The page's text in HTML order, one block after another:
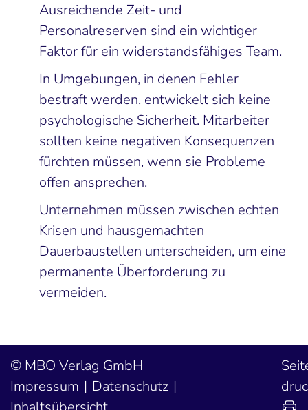
Ausreichende Zeit- und
Personalreserven sind ein wichtiger
Faktor für ein widerstandsfähiges Team.
In Umgebungen, in denen Fehler
bestraft werden, entwickelt sich keine
psychologische Sicherheit. Mitarbeiter
sollten keine negativen Konsequenzen
fürchten müssen, wenn sie Probleme
offen ansprechen.
Unternehmen müssen zwischen echten
Krisen und hausgemachten
Dauerbaustellen unterscheiden, um eine
permanente Überforderung zu
vermeiden.
MBO Verlag GmbH
Impressum
Datenschutz